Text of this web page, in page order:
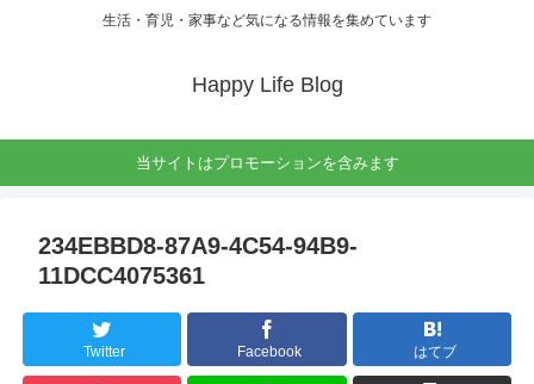
生活・育児・家事など気になる情報を集めています
Happy Life Blog
当サイトはプロモーションを含みます
234EBBD8-87A9-4C54-94B9-
11DCC4075361
Twitter Facebook はてブ